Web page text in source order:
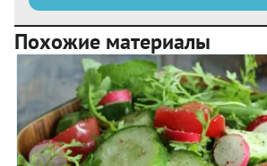
Похожие материалы